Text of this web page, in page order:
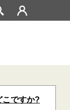
こですか?